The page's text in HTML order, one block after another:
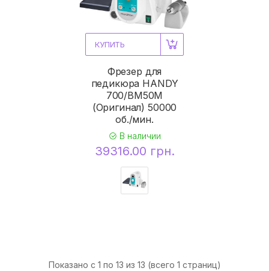
КУПИТЬ
Фрезер для
педикюра HANDY
700/BM50M
(Оригинал) 50000
об./мин.
В наличии
39316.00 грн.
Показано с 1 по 13 из 13 (всего 1 страниц)